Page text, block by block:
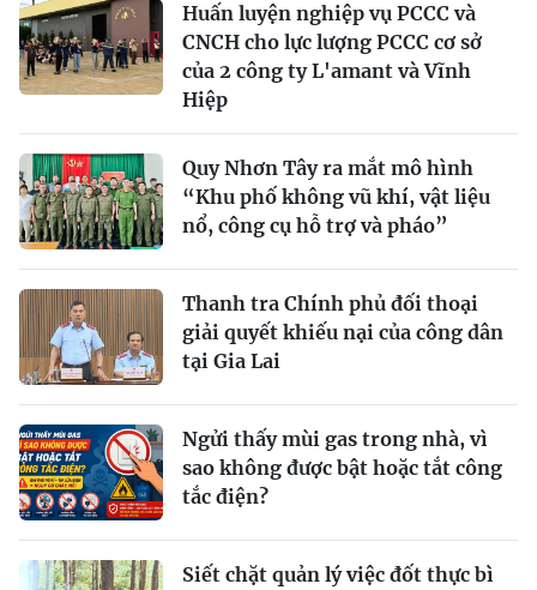
Huấn luyện nghiệp vụ PCCC và
CNCH cho lực lượng PCCC cơ sở
của 2 công ty L'amant và Vĩnh
Hiệp
Quy Nhơn Tây ra mắt mô hình
“Khu phố không vũ khí, vật liệu
nổ, công cụ hỗ trợ và pháo”
Thanh tra Chính phủ đối thoại
giải quyết khiếu nại của công dân
tại Gia Lai
Ngửi thấy mùi gas trong nhà, vì
sao không được bật hoặc tắt công
tắc điện?
Siết chặt quản lý việc đốt thực bì